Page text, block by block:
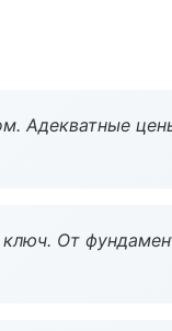
Адекватные
От